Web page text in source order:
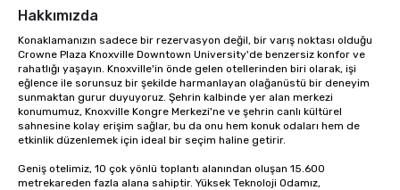
Hakkımızda
Konaklamanızın sadece bir rezervasyon değil, bir varış noktası olduğu
Crowne Plaza Knoxville Downtown University'de benzersiz konfor ve
rahatlığı yaşayın. Knoxville'in önde gelen otellerinden biri olarak, işi
eğlence ile sorunsuz bir şekilde harmanlayan olağanüstü bir deneyim
sunmaktan gurur duyuyoruz. Şehrin kalbinde yer alan merkezi
konumumuz, Knoxville Kongre Merkezi'ne ve şehrin canlı kültürel
sahnesine kolay erişim sağlar, bu da onu hem konuk odaları hem de
etkinlik düzenlemek için ideal bir seçim haline getirir.
Geniş otelimiz, 10 çok yönlü toplantı alanından oluşan 15.600
metrekareden fazla alana sahiptir. Yüksek Teknoloji Odamız,